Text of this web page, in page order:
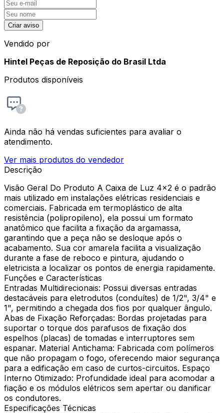
Criar aviso
Vendido por
Hintel Peças de Reposição do Brasil Ltda
Produtos disponíveis
Ainda não há vendas suficientes para avaliar o
atendimento.
Ver mais produtos do vendedor
Descrição
Visão Geral Do Produto A Caixa de Luz 4x2 é o padrão
mais utilizado em instalações elétricas residenciais e
comerciais. Fabricada em termoplástico de alta
resistência (polipropileno), ela possui um formato
anatômico que facilita a fixação da argamassa,
garantindo que a peça não se desloque após o
acabamento. Sua cor amarela facilita a visualização
durante a fase de reboco e pintura, ajudando o
eletricista a localizar os pontos de energia rapidamente.
Funções e Características
Entradas Multidirecionais: Possui diversas entradas
destacáveis para eletrodutos (conduítes) de 1/2", 3/4" e
1", permitindo a chegada dos fios por qualquer ângulo.
Abas de Fixação Reforçadas: Bordas projetadas para
suportar o torque dos parafusos de fixação dos
espelhos (placas) de tomadas e interruptores sem
espanar. Material Antichama: Fabricada com polímeros
que não propagam o fogo, oferecendo maior segurança
para a edificação em caso de curtos-circuitos. Espaço
Interno Otimizado: Profundidade ideal para acomodar a
fiação e os módulos elétricos sem apertar ou danificar
os condutores.
Especificações Técnicas